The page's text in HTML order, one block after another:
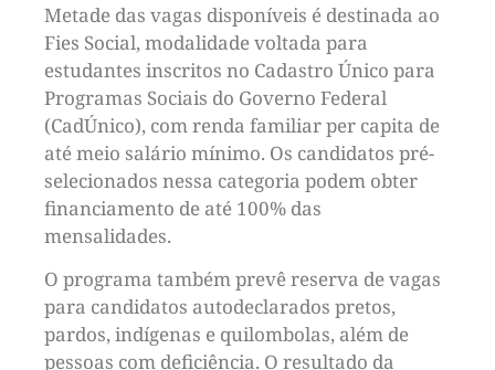
Metade das vagas disponíveis é destinada ao
Fies Social, modalidade voltada para
estudantes inscritos no Cadastro Único para
Programas Sociais do Governo Federal
(CadÚnico), com renda familiar per capita de
até meio salário mínimo. Os candidatos pré-
selecionados nessa categoria podem obter
financiamento de até 100% das
mensalidades.
O programa também prevê reserva de vagas
para candidatos autodeclarados pretos,
pardos, indígenas e quilombolas, além de
pessoas com deficiência. O resultado da